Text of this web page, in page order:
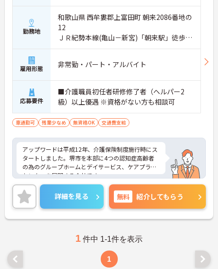
勤務地
和歌山県 西牟婁郡上富田町 朝来2086番地の
12
ＪＲ紀勢本線(亀山－新宮)「朝来駅」徒歩19
分
雇用形態 非常勤・パート・アルバイト
応募要件
■介護職員初任者研修修了者（ヘルパー2
級）以上優遇 ※資格がない方も相談可
車通勤可 残業少なめ 無資格OK 交通費支給
アップワードは平成12年、介護保険制度施行時にス
タートしました。堺市を本部に4つの認知症高齢者
の為のグループホームとデイサービス、ケアプラン
センターを展開する会社です。
高齢者グループホームにおける入居者の介護業務全
般を行って頂きます。
ご興味をお持ちの方は是非お問い合わせくださいま
せ！
詳細を見る 無料 紹介してもらう
1 件中 1-1件を表示
1